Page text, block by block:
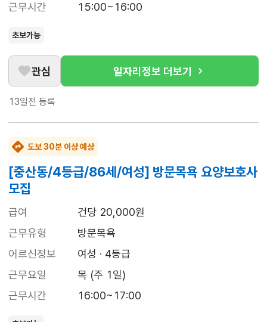
근무시간
15:00~16:00
초보가능
관심 일자리정보 더보기
13일전 등록
도보 30분 이상 예상
[중산동/4등급/86세/여성] 방문목욕 요양보호사
모집
급여
건당 20,000원
근무유형
방문목욕
어르신정보
여성 · 4등급
근무요일
목 (주 1일)
근무시간
16:00~17:00